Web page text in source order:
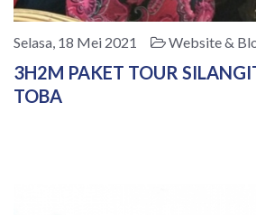
Selasa, 18 Mei 2021 Website &
3H2M PAKET TOUR
TOBA